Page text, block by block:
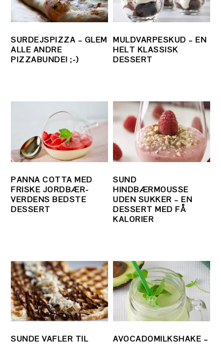
SURDEJSPIZZA – GLEM
ALLE ANDRE
PIZZABUNDE! ;-)
MULDVARPESKUD – EN
HELT KLASSISK
DESSERT
PANNA COTTA MED
FRISKE JORDBÆR-
VERDENS BEDSTE
DESSERT
SUND
HINDBÆRMOUSSE
UDEN SUKKER – EN
DESSERT MED FÅ
KALORIER
SUNDE VAFLER TIL
AVOCADOMILKSHAKE –